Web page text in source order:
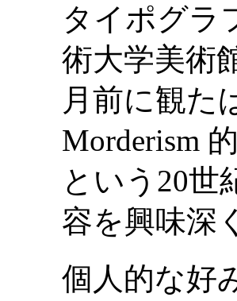
タイポグラ
術大学美術
月前に観た
Morderism
という20世
容を興味深
個人的な好